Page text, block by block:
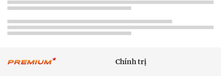
Chính trị